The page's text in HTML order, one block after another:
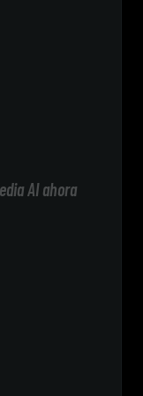
AI ahora